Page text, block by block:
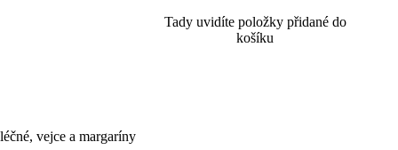
vejce a margaríny
Tady uvidíte položky přidané do
košíku